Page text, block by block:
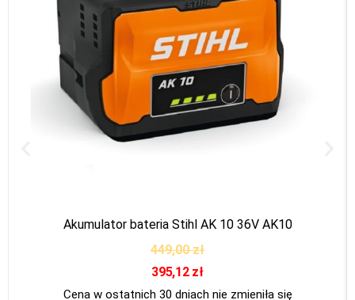
Akumulator bateria Stihl AK 10 36V AK10
449,00zł
395,12 zł
Cena w ostatnich 30 dniach nie zmieniła się